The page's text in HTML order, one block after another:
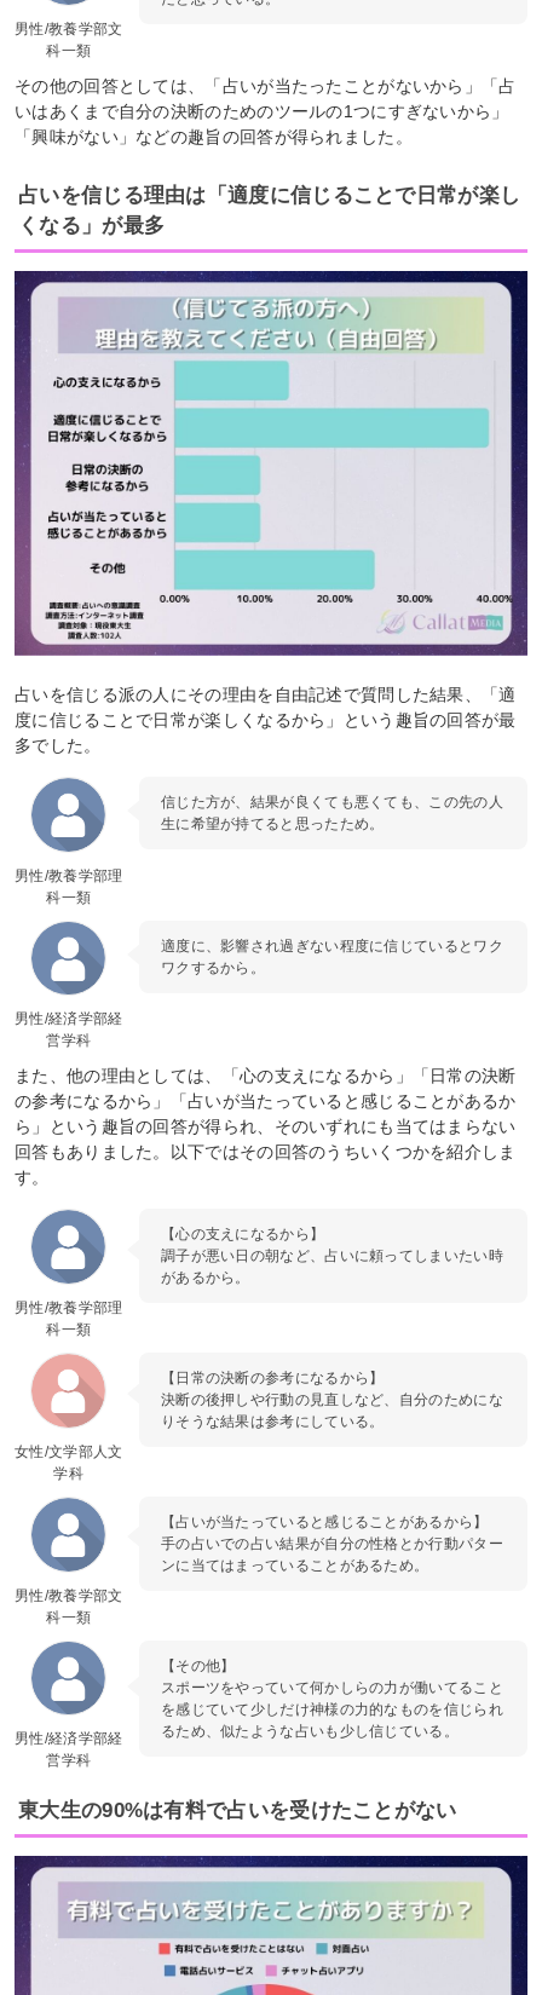
男性/教養学部文
科一類
その他の回答としては、「占いが当たったことがないから」「占
いはあくまで自分の決断のためのツールの1つにすぎないから」
「興味がない」などの趣旨の回答が得られました。
占いを信じる理由は「適度に信じることで日常が楽し
くなる」が最多
占いを信じる派の人にその理由を自由記述で質問した結果、「適
度に信じることで日常が楽しくなるから」という趣旨の回答が最
多でした。
男性/教養学部理
科一類
信じた方が、結果が良くても悪くても、この先の人
生に希望が持てると思ったため。
男性/経済学部経
営学科
適度に、影響され過ぎない程度に信じているとワク
ワクするから。
また、他の理由としては、「心の支えになるから」「日常の決断
の参考になるから」「占いが当たっていると感じることがあるか
ら」という趣旨の回答が得られ、そのいずれにも当てはまらない
回答もありました。以下ではその回答のうちいくつかを紹介しま
す。
男性/教養学部理
科一類
【心の支えになるから】
調子が悪い日の朝など、占いに頼ってしまいたい時
があるから。
女性/文学部人文
学科
【日常の決断の参考になるから】
決断の後押しや行動の見直しなど、自分のためにな
りそうな結果は参考にしている。
男性/教養学部文
科一類
【占いが当たっていると感じることがあるから】
手の占いでの占い結果が自分の性格とか行動パター
ンに当てはまっていることがあるため。
男性/経済学部経
営学科
【その他】
スポーツをやっていて何かしらの力が働いてること
を感じていて少しだけ神様の力的なものを信じられ
るため、似たような占いも少し信じている。
東大生の90%は有料で占いを受けたことがない